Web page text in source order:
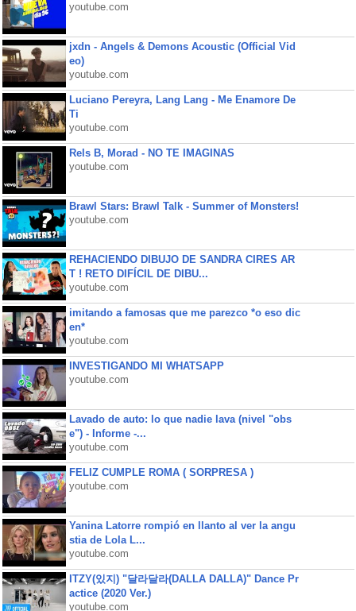
youtube.com
jxdn - Angels & Demons Acoustic (Official Vid
eo)
youtube.com
Luciano Pereyra, Lang Lang - Me Enamore De
Ti
youtube.com
Rels B, Morad - NO TE IMAGINAS
youtube.com
Brawl Stars: Brawl Talk - Summer of Monsters!
youtube.com
REHACIENDO DIBUJO DE SANDRA CIRES AR
T ! RETO DIFÍCIL DE DIBU...
youtube.com
imitando a famosas que me parezco *o eso dic
en*
youtube.com
INVESTIGANDO MI WHATSAPP
youtube.com
Lavado de auto: lo que nadie lava (nivel "obs
e") - Informe -...
youtube.com
FELIZ CUMPLE ROMA ( SORPRESA )
youtube.com
Yanina Latorre rompió en llanto al ver la angu
stia de Lola L...
youtube.com
ITZY(있지) "달라달라(DALLA DALLA)" Dance Pr
actice (2020 Ver.)
youtube.com